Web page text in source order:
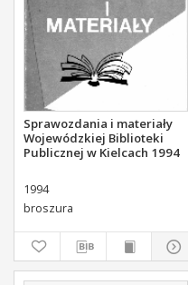
Sprawozdania i materiały
Wojewódzkiej Biblioteki
Publicznej w Kielcach 1994
1994
broszura